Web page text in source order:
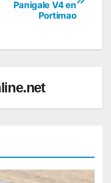
Panigale V4 en
Portimao